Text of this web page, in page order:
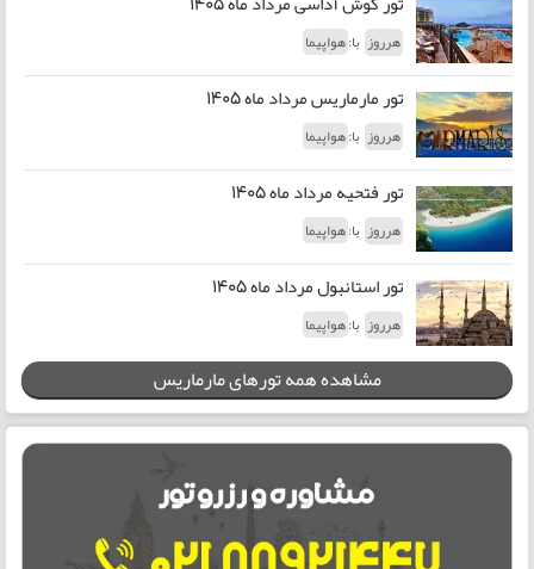
هرروز با:هواپیما
تور مارماریس مرداد ماه 1405
هرروز با:هواپیما
تور فتحیه مرداد ماه 1405
هرروز با:هواپیما
تور استانبول مرداد ماه 1405
هرروز با:هواپیما
مشاهده همه تورهای مارماریس